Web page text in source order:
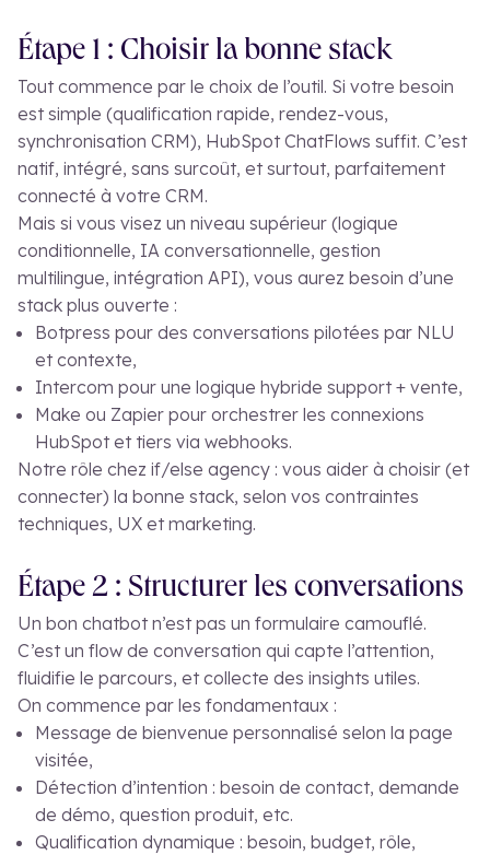
Étape 1 : Choisir la bonne stack
Tout commence par le choix de l’outil. Si votre besoin
est simple (qualification rapide, rendez-vous,
synchronisation CRM), HubSpot ChatFlows suffit. C’est
natif, intégré, sans surcoût, et surtout, parfaitement
connecté à votre CRM.
Mais si vous visez un niveau supérieur (logique
conditionnelle, IA conversationnelle, gestion
multilingue, intégration API), vous aurez besoin d’une
stack plus ouverte :
Botpress pour des conversations pilotées par NLU
et contexte,
Intercom pour une logique hybride support + vente,
Make ou Zapier pour orchestrer les connexions
HubSpot et tiers via webhooks.
Notre rôle chez if/else agency : vous aider à choisir (et
connecter) la bonne stack, selon vos contraintes
techniques, UX et marketing.
Étape 2 : Structurer les conversations
Un bon chatbot n’est pas un formulaire camouflé.
C’est un flow de conversation qui capte l’attention,
fluidifie le parcours, et collecte des insights utiles.
On commence par les fondamentaux :
Message de bienvenue personnalisé selon la page
visitée,
Détection d’intention : besoin de contact, demande
de démo, question produit, etc.
Qualification dynamique : besoin, budget, rôle,